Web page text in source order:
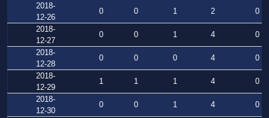
2018-
12-26
0 0 1 2
0
2018-
12-27
0 0 1 4
0
2018-
12-28
0 0 0 4
0
2018-
12-29
1 1 1 4
0
2018-
12-30
0 0 1 4
0